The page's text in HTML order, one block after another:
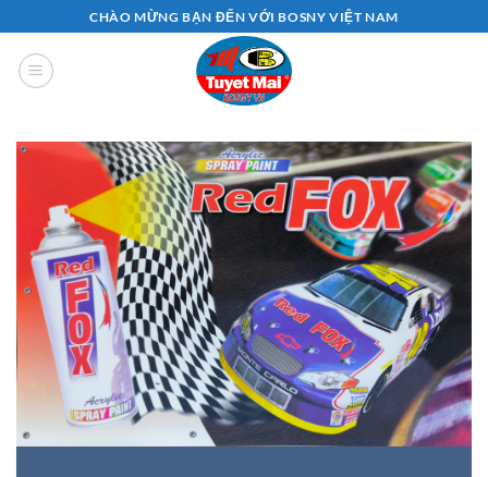
qua
nội
dung
CHÀO MỪNG BẠN ĐẾN VỚI BOSNY VIỆT NAM